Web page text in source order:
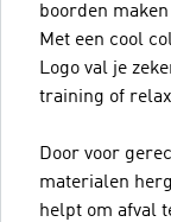
boorden
Met een cool
Logo val je
training of
Door voor
materialen
helpt om afval